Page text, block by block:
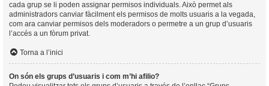
cada grup se li poden assignar permisos individuals. Això permet als
administradors canviar fàcilment els permisos de molts usuaris a la vegada,
com ara canviar permisos dels moderadors o permetre a un grup d’usuaris
l’accés a un fòrum privat.
Torna a l’inici
On són els grups d’usuaris i com m’hi afilio?